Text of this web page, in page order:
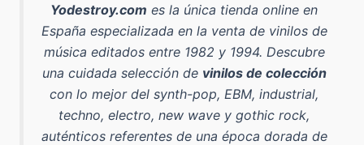
Yodestroy.com es la única tienda online en
España especializada en la venta de vinilos de
música editados entre 1982 y 1994. Descubre
una cuidada selección de vinilos de colección
con lo mejor del synth-pop, EBM, industrial,
techno, electro, new wave y gothic rock,
auténticos referentes de una época dorada de